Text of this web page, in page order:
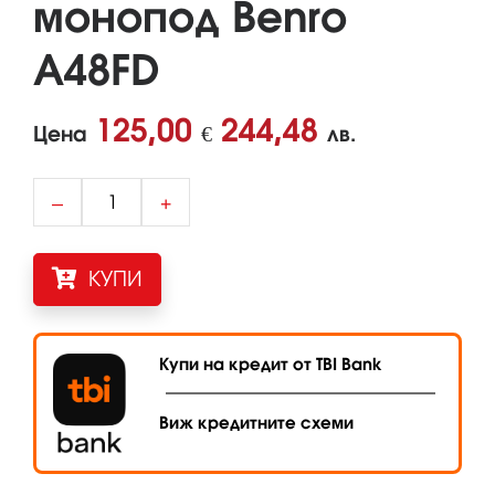
монопод Benro
A48FD
Цена 125,00 € 244,48 лв.
– +
КУПИ
Купи на кредит от TBI Bank
Виж кредитните схеми